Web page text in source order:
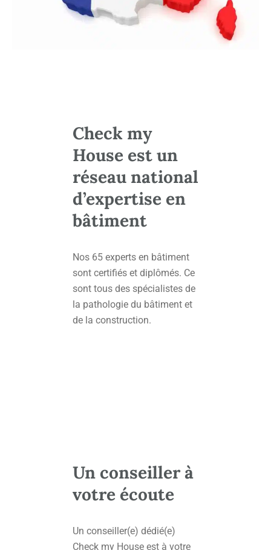
Check my
House est un
réseau national
d’expertise en
bâtiment
Nos 65 experts en bâtiment
sont certifiés et diplômés. Ce
sont tous des spécialistes de
la pathologie du bâtiment et
de la construction.
Un conseiller à
votre écoute
Un conseiller(e) dédié(e)
Check my House est à votre